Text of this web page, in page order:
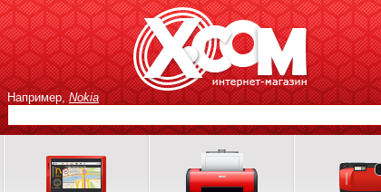
Например, Nokia